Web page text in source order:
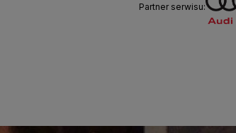
Partner serwisu: